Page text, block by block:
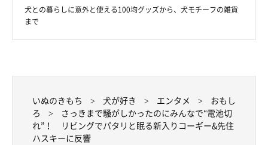
ロアくんたちの成長をそばで見守っている飼い主さん。 「かけが
えのない存在」 だという3頭の愛犬たちとのこれからについて、
こんな思いを語っていました。
犬との暮らしに意外と使える100均グッズから、犬モチーフの雑貨
まで
いぬのきもち 犬が好き エンタメ
おもし
ろ
さっきまで騒がしかったのにみんなで“電池切
れ”！ リビングでパタリと眠る新入りコーギー&先住
ハスキーに反響